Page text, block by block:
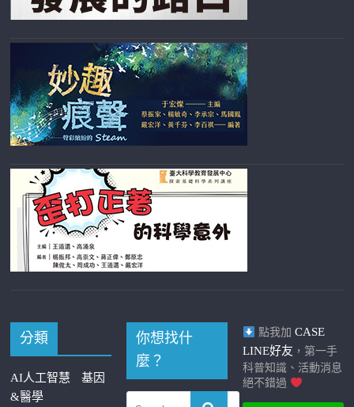
分類
AI人工智慧
基因
&醫學
你想找什
麼？
點我加 CASE
LINE好友 ，第一手
科普知識、活動消息
絕不錯過